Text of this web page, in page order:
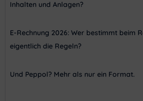
Inhalten und Anlagen?
E-Rechnung 2026: Wer bestimmt beim
eigentlich die Regeln?
Und Peppol? Mehr als nur ein Format.